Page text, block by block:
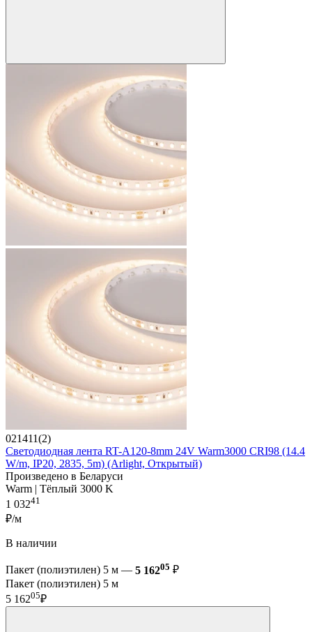
021411(2)
Светодиодная лента RT-A120-8mm 24V Warm3000 CRI98 (14.4
W/m, IP20, 2835, 5m) (Arlight, Открытый)
Произведено в Беларуси
Warm | Тёплый 3000 K
1 03241
₽/м
В наличии
Пакет (полиэтилен) 5 м — 5 16205 ₽
Пакет (полиэтилен) 5 м
5 16205₽